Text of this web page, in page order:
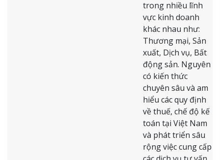
trong nhiều lĩnh
vực kinh doanh
khác nhau như:
Thương mại, Sản
xuất, Dịch vụ, Bất
động sản. Nguyên
có kiến ​​thức
chuyên sâu và am
hiểu các quy định
về thuế, chế độ kế
toán tại Việt Nam
và phát triển sâu
rộng việc cung cấp